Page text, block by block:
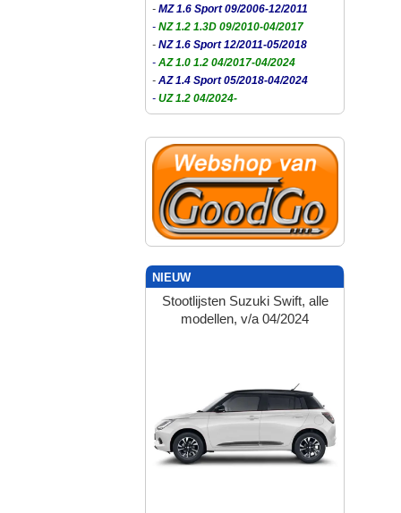
- MZ 1.6 Sport 09/2006-12/2011
- NZ 1.2 1.3D 09/2010-04/2017
- NZ 1.6 Sport 12/2011-05/2018
- AZ 1.0 1.2 04/2017-04/2024
- AZ 1.4 Sport 05/2018-04/2024
- UZ 1.2 04/2024-
NIEUW
Stootlijsten Suzuki Swift, alle
modellen, v/a 04/2024